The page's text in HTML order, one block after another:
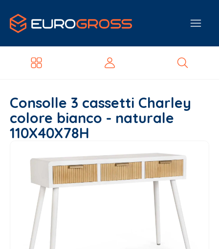
Consolle 3 cassetti Charley
colore bianco - naturale
110X40X78H